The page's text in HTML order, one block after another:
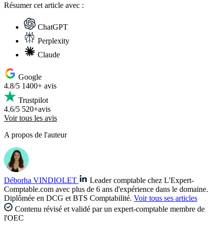
Résumercet article avec :
ChatGPT
Perplexity
Claude
Google
4.8/5 1400+ avis
Trustpilot
4.6/5 520+avis
Voir tous les avis
A propos de l'auteur
Déborha VINDIOLET
Leader comptable chez L'Expert-
Comptable.com avec plus de 6 ans d'expérience dans le domaine.
Diplômée en DCG et BTS Comptabilité. Voir tous ses articles
Contenu révisé et validé par un expert-comptable membre de
l'OEC